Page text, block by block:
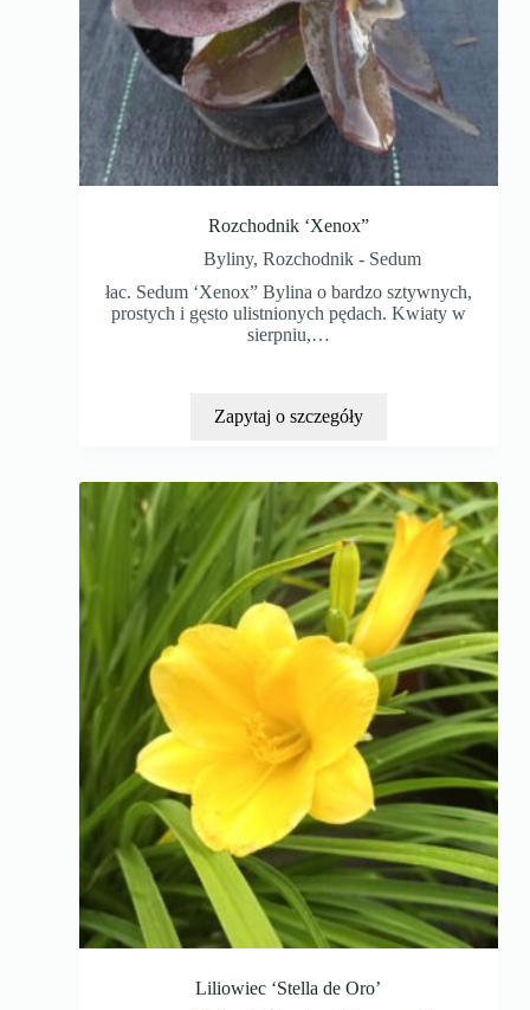
Rozchodnik ‘Xenox”
Byliny, Rozchodnik - Sedum
łac. Sedum ‘Xenox” Bylina o bardzo sztywnych,
prostych i gęsto ulistnionych pędach. Kwiaty w
sierpniu,…
Zapytaj o szczegóły
Liliowiec ‘Stella de Oro’